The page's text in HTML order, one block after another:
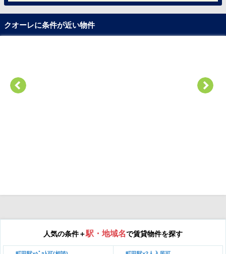
クオーレに条件が近い物件
人気の条件＋駅・地域名で賃貸物件を探す